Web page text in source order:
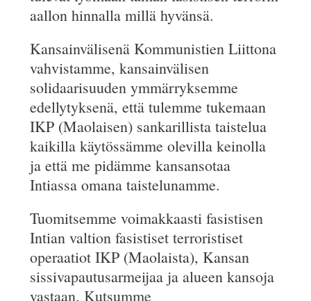
aallon hinnalla millä hyvänsä.
Kansainvälisenä Kommunistien Liittona
vahvistamme, kansainvälisen
solidaarisuuden ymmärryksemme
edellytyksenä, että tulemme tukemaan
IKP (Maolaisen) sankarillista taistelua
kaikilla käytössämme olevilla keinolla
ja että me pidämme kansansotaa
Intiassa omana taistelunamme.
Tuomitsemme voimakkaasti fasistisen
Intian valtion fasistiset terroristiset
operaatiot IKP (Maolaista), Kansan
sissivapautusarmeijaa ja alueen kansoja
vastaan. Kutsumme